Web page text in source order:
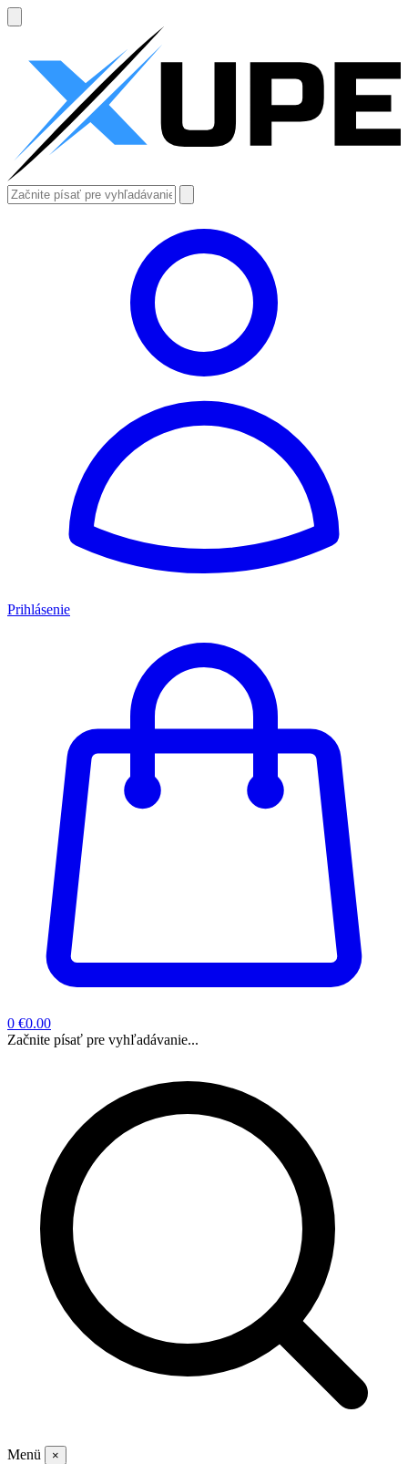
Prihlásenie
0 €0.00
Začnite písať pre vyhľadávanie...
Menü ×